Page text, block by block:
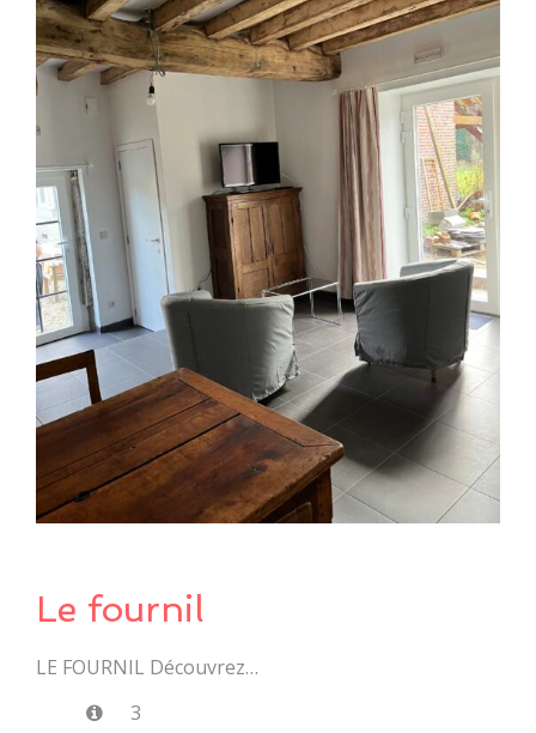
Le fournil
LE FOURNIL Découvrez…
3